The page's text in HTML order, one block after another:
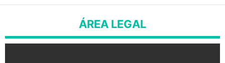
ÁREA LEGAL